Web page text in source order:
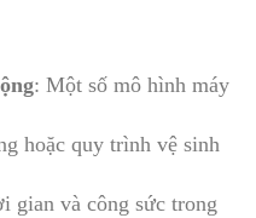
: Một số mô hình máy
hoặc quy trình vệ sinh
gian và công sức trong